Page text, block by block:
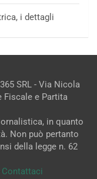
i dettagli
SRL - Via Nicola
Fiscale e Partita
in quanto
Non può pertanto
della legge n. 62
Contattaci